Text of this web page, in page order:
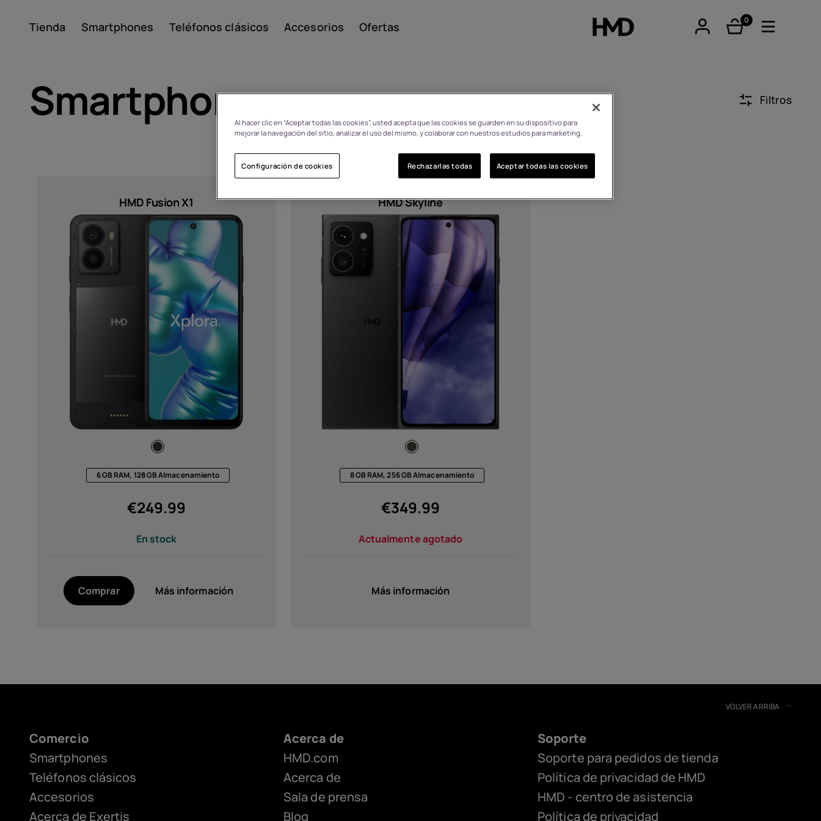
Tienda Smartphones Teléfonos clásicos Accesorios Ofertas
0
Artículos
Smartphones
Teléfonos clásicos
Accesorios
Ofertas
Acerca de
Reciclaje de dispositivos
Autorreparación
Spain
Smartphones Filtros
Precio
Hasta
Compatibilidad con carga de
33 W (compatible con QC4.0 y
magnética de 15 W, carga
Compatible con carga de 33 W
Color
FHD+ 1080 x 2400 (1)
HD+ (720 x 1612) (1)
HMD Fusion X1
6 GB RAM, 128 GB Almacenamiento
€249.99
En stock
Comprar Más información
HMD Skyline
8 GB RAM, 256 GB Almacenamiento
€349.99
Actualmente agotado
Más información
VOLVER ARRIBA
Comercio
Smartphones
Teléfonos clásicos
Accesorios
Acerca de Exertis
Acerca de
HMD.com
Acerca de
Sala de prensa
Blog
Soporte
Soporte para pedidos de tienda
Política de privacidad de HMD
HMD - centro de asistencia
Política de privacidad
Al hacer clic en “Aceptar todas las cookies”, usted acepta que las cookies se guarden en su dispositivo para
mejorar la navegación del sitio, analizar el uso del mismo, y colaborar con nuestros estudios para marketing.
Configuración de cookies Rechazarlas todas Aceptar todas las cookies